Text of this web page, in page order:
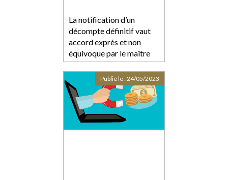
La notification d’un
décompte définitif vaut
accord exprès et non
équivoque par le maître
de l’ouvrage
Publié le :24/05/2023